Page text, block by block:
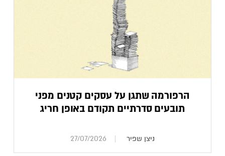
הרפורמה שתגן על עסקים קטנים מפני
תובעים סדרתיים תקודם באופן חריג
ניצן שפיר 27/07/2026